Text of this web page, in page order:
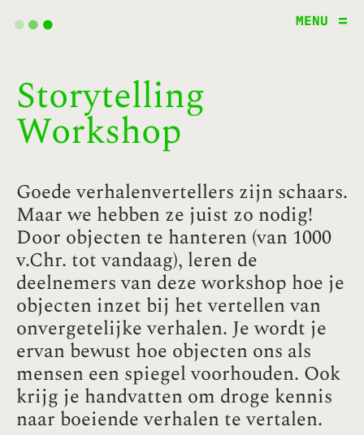
Storytelling
Workshop
Goede verhalenvertellers zijn schaars.
Maar we hebben ze juist zo nodig!
Door objecten te hanteren (van 1000
v.Chr. tot vandaag), leren de
deelnemers van deze workshop hoe je
objecten inzet bij het vertellen van
onvergetelijke verhalen. Je wordt je
ervan bewust hoe objecten ons als
mensen een spiegel voorhouden. Ook
krijg je handvatten om droge kennis
naar boeiende verhalen te vertalen.
MENU